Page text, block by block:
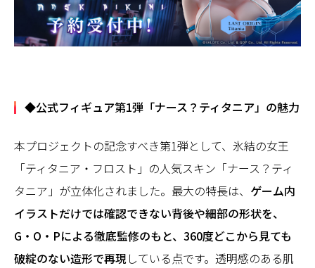
◆公式フィギュア第1弾「ナース？ティタニア」の魅力
本プロジェクトの記念すべき第1弾として、氷結の女王
「ティタニア・フロスト」の人気スキン「ナース？ティ
タニア」が立体化されました。最大の特長は、 ゲーム内
イラストだけでは確認できない背後や細部の形状を、
G・O・Pによる徹底監修のもと、360度どこから見ても
破綻のない造形で再現 している点です。透明感のある肌